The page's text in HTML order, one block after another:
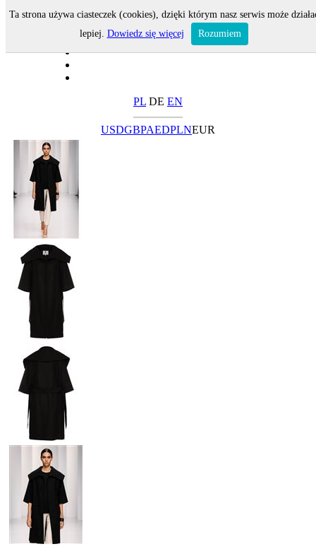
PL DE EN
USDGBPAEDPLNEUR
Ta strona używa ciasteczek (cookies), dzięki którym nasz serwis może
lepiej. Dowiedz się więcej Rozumiem